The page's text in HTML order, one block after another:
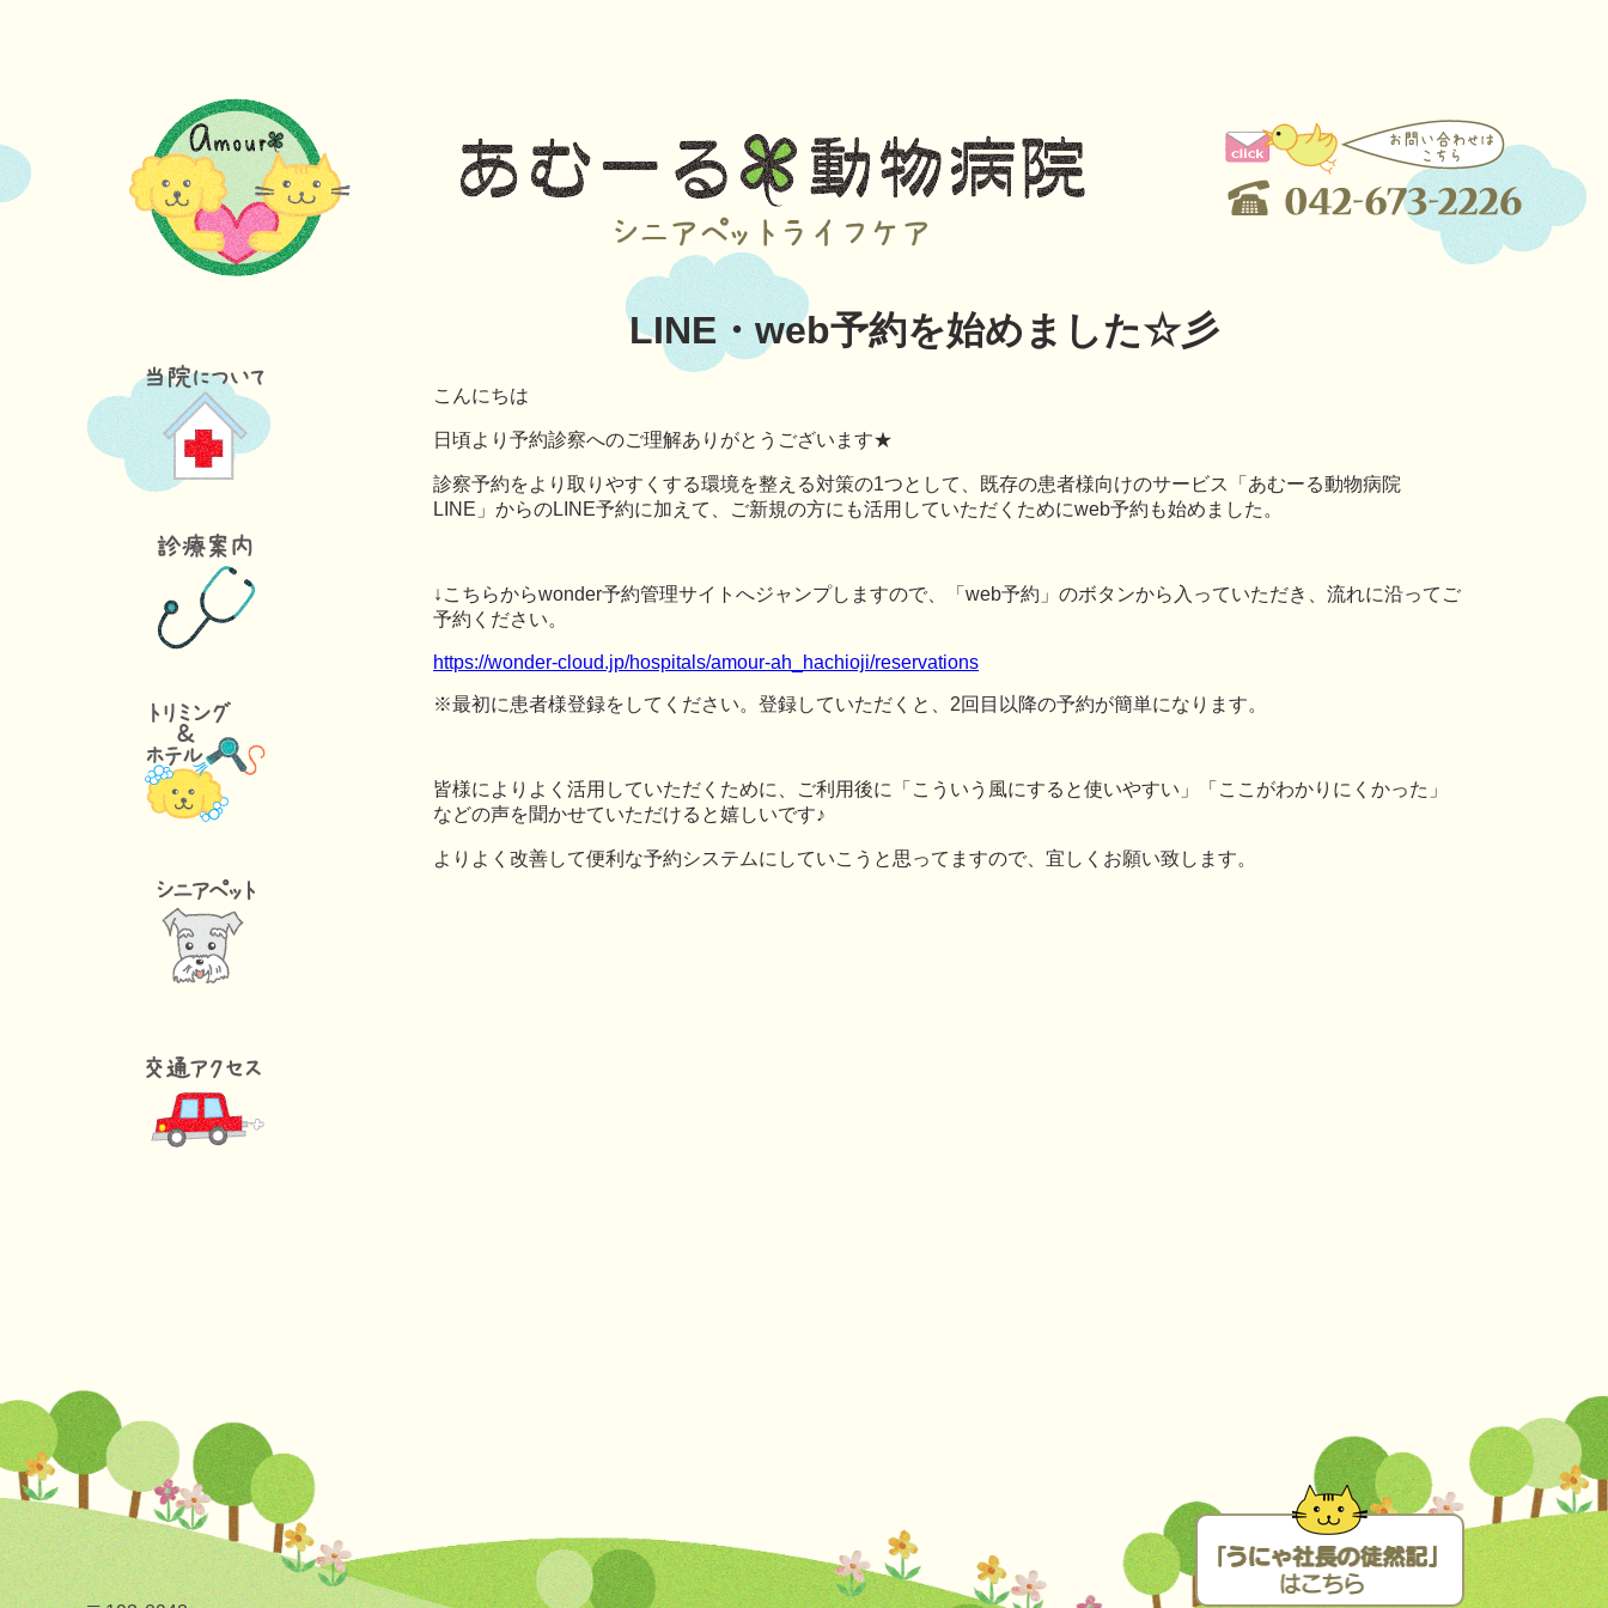
LINE・web予約を始めました☆彡
こんにちは
日頃より予約診察へのご理解ありがとうございます★
診察予約をより取りやすくする環境を整える対策の1つとして、既存の患者様向けのサービス「あむーる動物病院
LINE」からのLINE予約に加えて、ご新規の方にも活用していただくためにweb予約も始めました。
↓こちらからwonder予約管理サイトへジャンプしますので、「web予約」のボタンから入っていただき、流れに沿ってご
予約ください。
https://wonder-cloud.jp/hospitals/amour-ah_hachioji/reservations
※最初に患者様登録をしてください。登録していただくと、2回目以降の予約が簡単になります。
皆様によりよく活用していただくために、ご利用後に「こういう風にすると使いやすい」「ここがわかりにくかった」
などの声を聞かせていただけると嬉しいです♪
よりよく改善して便利な予約システムにしていこうと思ってますので、宜しくお願い致します。